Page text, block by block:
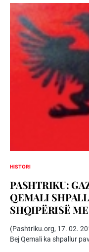
HISTORI
PASHTRIKU:
QEMALI
SHQIPËRISË
(Pashtriku.org, 17. 02.
Bej Qemali ka shpallur